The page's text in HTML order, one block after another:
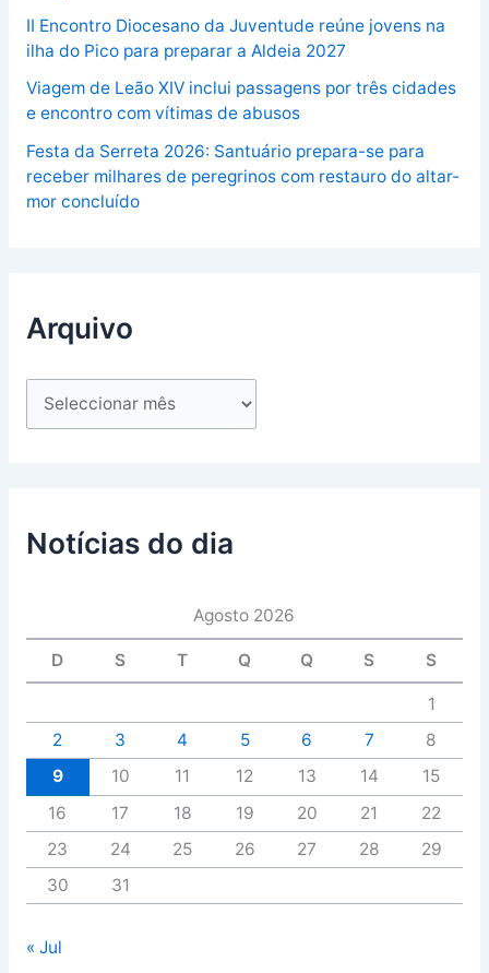
II Encontro Diocesano da Juventude reúne jovens na
ilha do Pico para preparar a Aldeia 2027
Viagem de Leão XIV inclui passagens por três cidades
e encontro com vítimas de abusos
Festa da Serreta 2026: Santuário prepara-se para
receber milhares de peregrinos com restauro do altar-
mor concluído
Arquivo
Notícias do dia
Agosto 2026
D S T Q Q S S
1
2
3 4 5 6 7
8
9
10 11 12 13 14
15
16
17 18 19 20 21
22
23
24 25 26 27 28
29
30
31
« Jul